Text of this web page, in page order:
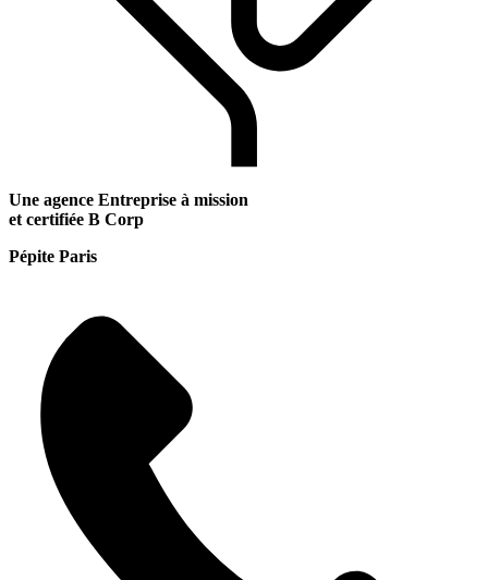
Une agence Entreprise à mission
et certifiée B Corp
Pépite Paris